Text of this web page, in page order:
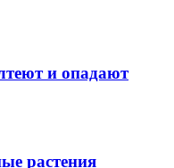
и опадают
растения